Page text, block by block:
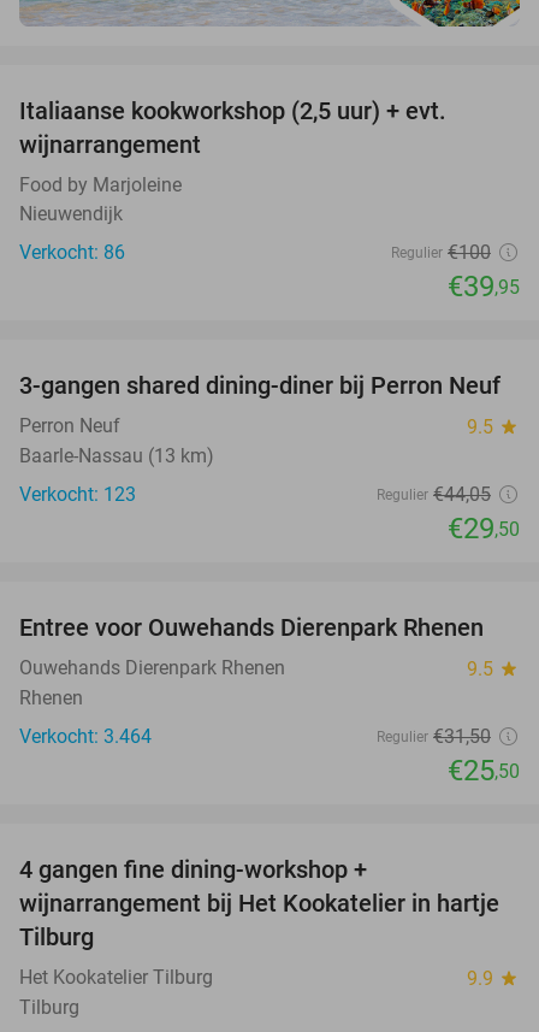
Italiaanse kookworkshop (2,5 uur) + evt.
wijnarrangement
Food by Marjoleine
Nieuwendijk
Verkocht: 86
Regulier €100
€39,95
33%
3-gangen shared dining-diner bij Perron Neuf
Perron Neuf 9.5 star
Baarle-Nassau (13 km)
Verkocht: 123
Regulier €44,05
€29,50
19%
Entree voor Ouwehands Dierenpark Rhenen
Ouwehands Dierenpark Rhenen 9.5 star
Rhenen
Verkocht: 3.464
Regulier €31,50
€25,50
4 gangen fine dining-workshop +
wijnarrangement bij Het Kookatelier in hartje
Tilburg
Het Kookatelier Tilburg 9.9 star
Tilburg